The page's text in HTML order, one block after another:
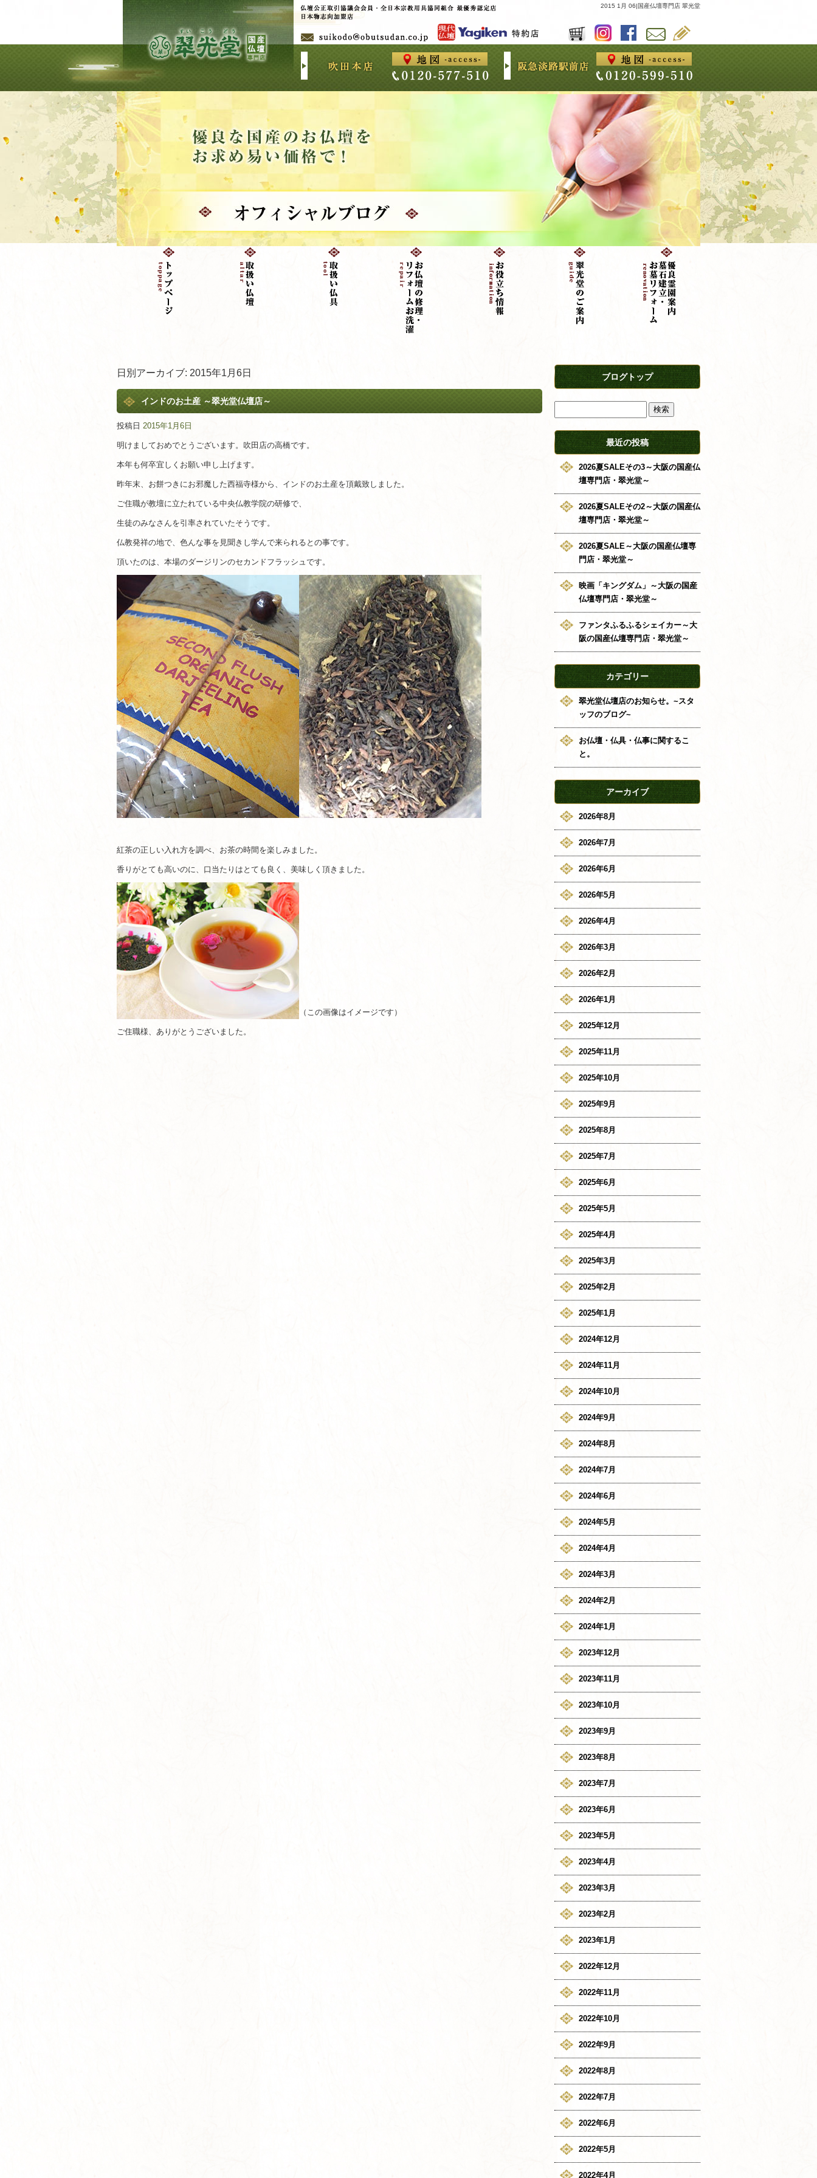
2015 1月 06|国産仏壇専門店 翠光堂
日別アーカイブ: 2015年1月6日
インドのお土産 ～翠光堂仏壇店～
投稿日 2015年1月6日
明けましておめでとうございます。吹田店の高橋です。
本年も何卒宜しくお願い申し上げます。
昨年末、お餅つきにお邪魔した西福寺様から、インドのお土産を頂戴致しました。
ご住職が教壇に立たれている中央仏教学院の研修で、
生徒のみなさんを引率されていたそうです。
仏教発祥の地で、色んな事を見聞きし学んで来られるとの事です。
頂いたのは、本場のダージリンのセカンドフラッシュです。
紅茶の正しい入れ方を調べ、お茶の時間を楽しみました。
香りがとても高いのに、口当たりはとても良く、美味しく頂きました。
（この画像はイメージです）
ご住職様、ありがとうございました。
ブログトップ
最近の投稿
2026夏SALEその3～大阪の国産仏
壇専門店・翠光堂～
2026夏SALEその2～大阪の国産仏
壇専門店・翠光堂～
2026夏SALE～大阪の国産仏壇専
門店・翠光堂～
映画「キングダム」～大阪の国産
仏壇専門店・翠光堂～
ファンタふるふるシェイカー～大
阪の国産仏壇専門店・翠光堂～
カテゴリー
翠光堂仏壇店のお知らせ。~スタ
ッフのブログ~
お仏壇・仏具・仏事に関するこ
と。
アーカイブ
2026年8月
2026年7月
2026年6月
2026年5月
2026年4月
2026年3月
2026年2月
2026年1月
2025年12月
2025年11月
2025年10月
2025年9月
2025年8月
2025年7月
2025年6月
2025年5月
2025年4月
2025年3月
2025年2月
2025年1月
2024年12月
2024年11月
2024年10月
2024年9月
2024年8月
2024年7月
2024年6月
2024年5月
2024年4月
2024年3月
2024年2月
2024年1月
2023年12月
2023年11月
2023年10月
2023年9月
2023年8月
2023年7月
2023年6月
2023年5月
2023年4月
2023年3月
2023年2月
2023年1月
2022年12月
2022年11月
2022年10月
2022年9月
2022年8月
2022年7月
2022年6月
2022年5月
2022年4月